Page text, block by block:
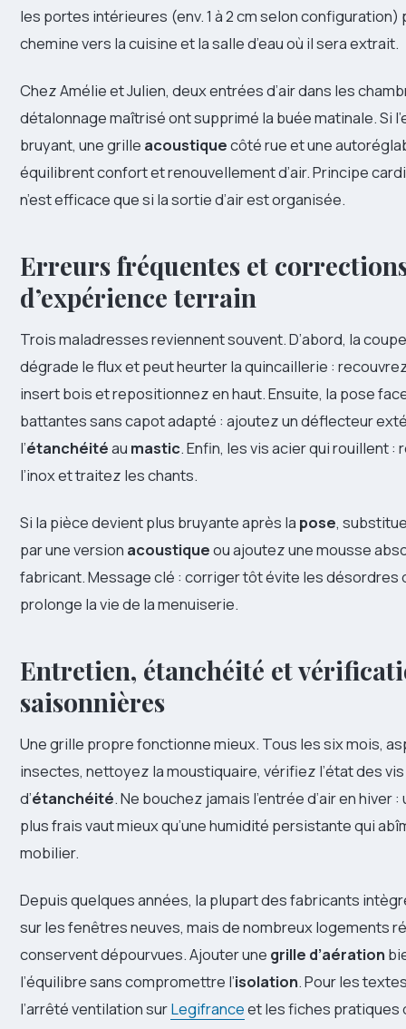
les portes intérieures (env. 1 à 2 cm selon configuration)
chemine vers la cuisine et la salle d’eau où il sera extrait.
Chez Amélie et Julien, deux entrées d’air dans les
détalonnage maîtrisé ont supprimé la buée matinale. Si
bruyant, une grille acoustiquecôté rue et une
équilibrent confort et renouvellement d’air. Principe
n’est efficace que si la sortie d’air est organisée.
Erreurs fréquentes et
d’expérience terrain
Trois maladresses reviennent souvent. D’abord, la
dégrade le flux et peut heurter la quincaillerie :
insert bois et repositionnez en haut. Ensuite, la pose
battantes sans capot adapté : ajoutez un déflecteur
l’étanchéitéau mastic. Enfin, les vis acier qui rouillent :
l’inox et traitez les chants.
Si la pièce devient plus bruyante après la pose,
par une version acoustiqueou ajoutez une mousse
fabricant. Message clé : corriger tôt évite les désordres
prolonge la vie de la menuiserie.
Entretien, étanchéité et
saisonnières
Une grille propre fonctionne mieux. Tous les six mois,
insectes, nettoyez la moustiquaire, vérifiez l’état des
d’étanchéité. Ne bouchez jamais l’entrée d’air en hiver
plus frais vaut mieux qu’une humidité persistante qui
mobilier.
Depuis quelques années, la plupart des fabricants
sur les fenêtres neuves, mais de nombreux logements
conservent dépourvues. Ajouter une grille d’aération
l’équilibre sans compromettre l’isolation. Pour les
l’arrêté ventilation surLegifranceet les fiches pratiques